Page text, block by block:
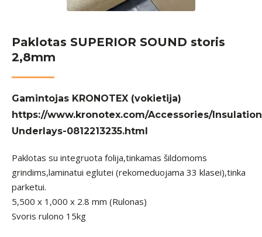
Paklotas SUPERIOR SOUND storis
2,8mm
Gamintojas KRONOTEX (vokietija)
https://www.kronotex.com/Accessories/
Underlays-0812213235.html
Paklotas su integruota folija,tinkamas šildomoms
grindims,laminatui eglutei (rekomeduojama 33 klasei),tinka
parketui.
5,500 x 1,000 x 2.8 mm (Rulonas)
Svoris rulono 15kg